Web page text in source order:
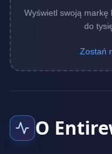
Wyświetl swoją
do
Zostań
O